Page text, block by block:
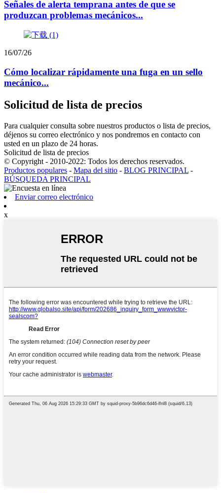
Señales de alerta temprana antes de que se
produzcan problemas mecánicos...
16/07/26
Cómo localizar rápidamente una fuga en un sello
mecánico...
Solicitud de lista de precios
Para cualquier consulta sobre nuestros productos o lista de precios,
déjenos su correo electrónico y nos pondremos en contacto con
usted en un plazo de 24 horas.
Solicitud de lista de precios
© Copyright - 2010-2022: Todos los derechos reservados.
Productos populares - Mapa del sitio - BLOG PRINCIPAL -
BÚSQUEDA PRINCIPAL
Enviar correo electrónico
x